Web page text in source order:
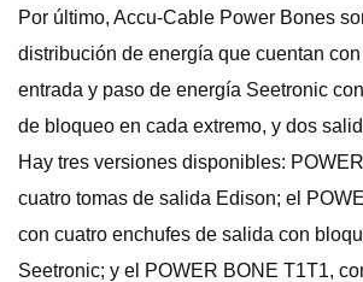
Por último, Accu-Cable Power Bones
distribución de energía que cuentan
entrada y paso de energía Seetronic
de bloqueo en cada extremo, y dos
Hay tres versiones disponibles:
cuatro tomas de salida Edison; el
con cuatro enchufes de salida con
Seetronic; y el POWER BONE T1T1,